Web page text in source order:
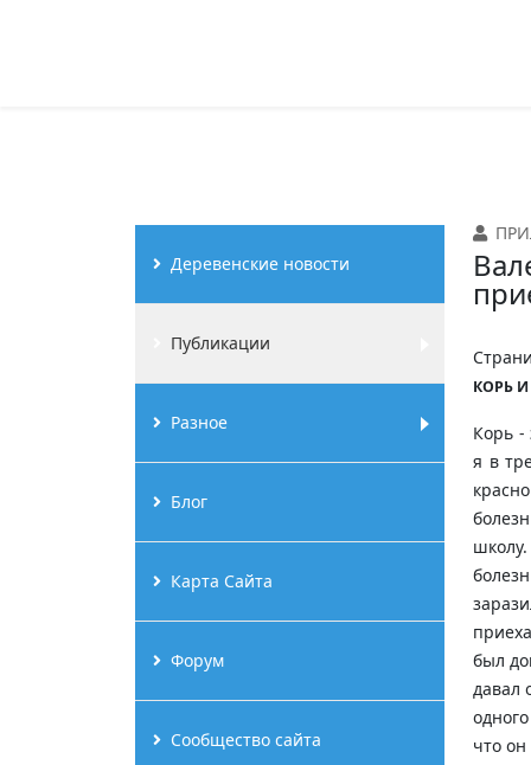
Деревенские новости
Публикации
Разное
Блог
Карта Сайта
Форум
Сообщество сайта
КОРЬ
Корь -
я в
был
давал
что